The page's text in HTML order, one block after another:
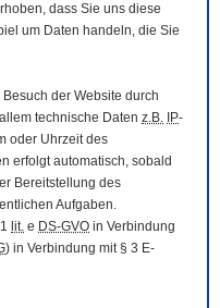
dass Sie uns diese
um Daten handeln, die Sie
der Website durch
technische Daten z.B. IP-
oder Uhrzeit des
erfolgt automatisch, sobald
Bereitstellung des
Aufgaben.
lit. e DS-GVO in Verbindung
) in Verbindung mit § 3 E-